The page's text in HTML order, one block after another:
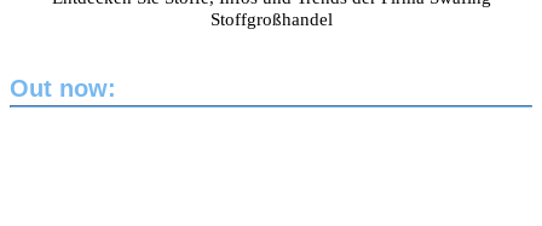
Stoffgroßhandel
Out now: